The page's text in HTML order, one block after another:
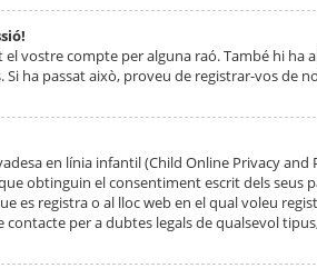
vostre compte per alguna raó. També hi
ha passat això, proveu de registrar-vos de
en línia infantil (Child Online Privacy
obtinguin el consentiment escrit dels seus
es registra o al lloc web en el qual voleu
per a dubtes legals de qualsevol